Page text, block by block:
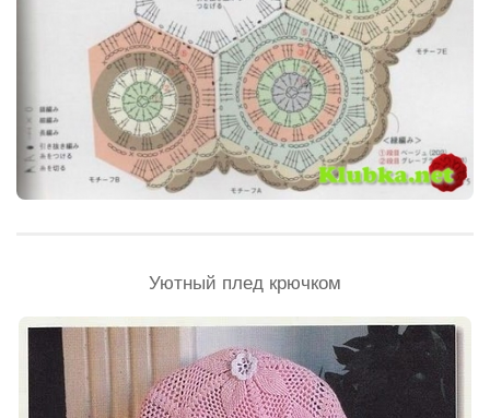
Уютный плед крючком